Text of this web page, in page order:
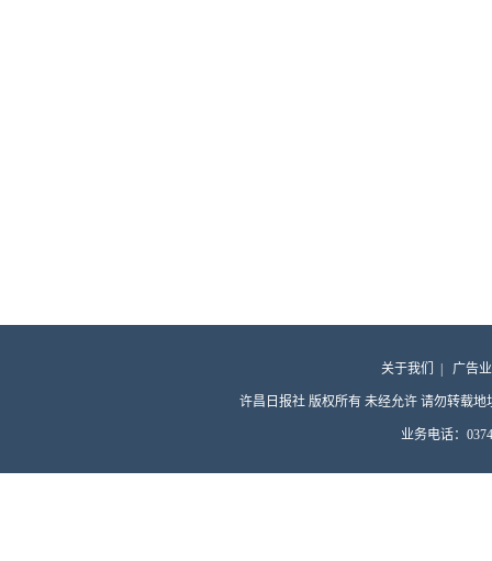
关于我们 广告
许昌日报社 版权所有 未经允许 请勿转载地
业务电话：